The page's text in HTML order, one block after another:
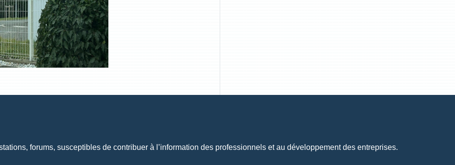
forums, susceptibles de contribuer à l’information des professionnels et au développement des entreprises.